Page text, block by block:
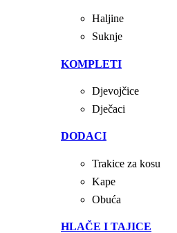
Haljine
Suknje
KOMPLETI
Djevojčice
Dječaci
DODACI
Trakice za kosu
Kape
Obuća
HLAČE I TAJICE